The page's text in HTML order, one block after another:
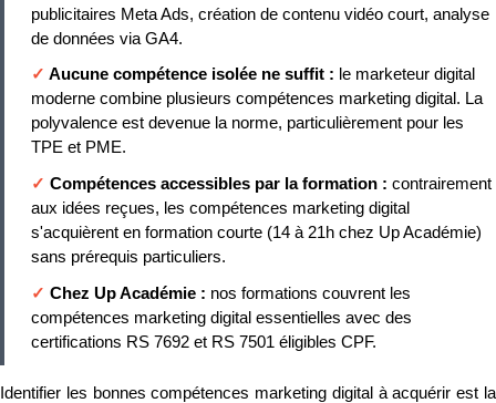
publicitaires Meta Ads, création de contenu vidéo court, analyse
de données via GA4.
✓ Aucune compétence isolée ne suffit : le marketeur digital
moderne combine plusieurs compétences marketing digital. La
polyvalence est devenue la norme, particulièrement pour les
TPE et PME.
✓ Compétences accessibles par la formation : contrairement
aux idées reçues, les compétences marketing digital
s'acquièrent en formation courte (14 à 21h chez Up Académie)
sans prérequis particuliers.
✓ Chez Up Académie : nos formations couvrent les
compétences marketing digital essentielles avec des
certifications RS 7692 et RS 7501 éligibles CPF.
Identifier les bonnes compétences marketing digital à acquérir est la